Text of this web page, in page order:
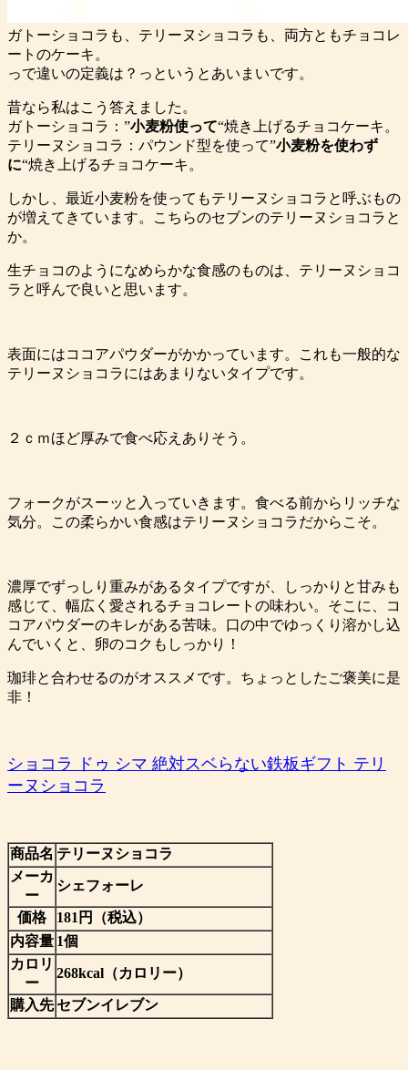
ガトーショコラも、テリーヌショコラも、両方ともチョコレ
ートのケーキ。
っで違いの定義は？っというとあいまいです。
昔なら私はこう答えました。
ガトーショコラ：”小麦粉使って“焼き上げるチョコケーキ。
テリーヌショコラ：パウンド型を使って”小麦粉を使わず
に“焼き上げるチョコケーキ。
しかし、最近小麦粉を使ってもテリーヌショコラと呼ぶもの
が増えてきています。こちらのセブンのテリーヌショコラと
か。
生チョコのようになめらかな食感のものは、テリーヌショコ
ラと呼んで良いと思います。
表面にはココアパウダーがかかっています。これも一般的な
テリーヌショコラにはあまりないタイプです。
２ｃｍほど厚みで食べ応えありそう。
フォークがスーッと入っていきます。食べる前からリッチな
気分。この柔らかい食感はテリーヌショコラだからこそ。
濃厚でずっしり重みがあるタイプですが、しっかりと甘みも
感じて、幅広く愛されるチョコレートの味わい。そこに、コ
コアパウダーのキレがある苦味。口の中でゆっくり溶かし込
んでいくと、卵のコクもしっかり！
珈琲と合わせるのがオススメです。ちょっとしたご褒美に是
非！
ショコラ ドゥ シマ 絶対スベらない鉄板ギフト テリ
ーヌショコラ
商品名 テリーヌショコラ
メーカ
ー
シェフォーレ
価格
181円（税込）
内容量 1個
カロリ
ー
268kcal（カロリー）
購入先 セブンイレブン